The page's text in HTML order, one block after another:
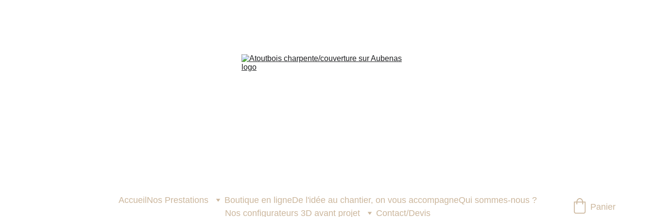
Accueil Nos Prestations Boutique en ligneDe l'idée au chantier, on vous accompagneQui sommes-nous ?
Nos configurateurs 3D avant projet
Contact/Devis
Panier